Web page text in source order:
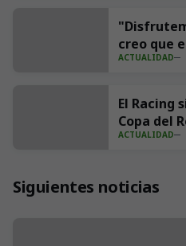
creo que
año"
ACTUALIDAD
El Racing
Copa del
ACTUALIDAD
Siguientes noticias